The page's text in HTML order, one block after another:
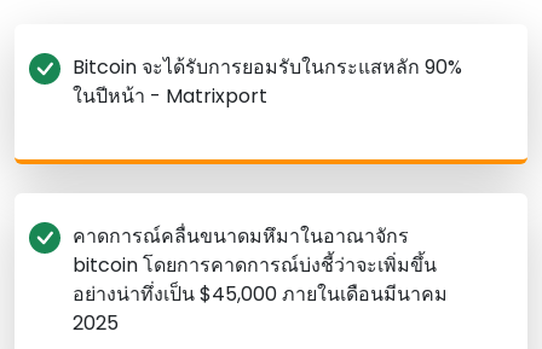
Bitcoin จะได้รับการยอมรับในกระแสหลัก 90%
ในปีหน้า - Matrixport
คาดการณ์คลื่นขนาดมหึมาในอาณาจักร
bitcoin โดยการคาดการณ์บ่งชี้ว่าจะเพิ่มขึ้น
อย่างน่าทึ่งเป็น $45,000 ภายในเดือนมีนาคม
2025